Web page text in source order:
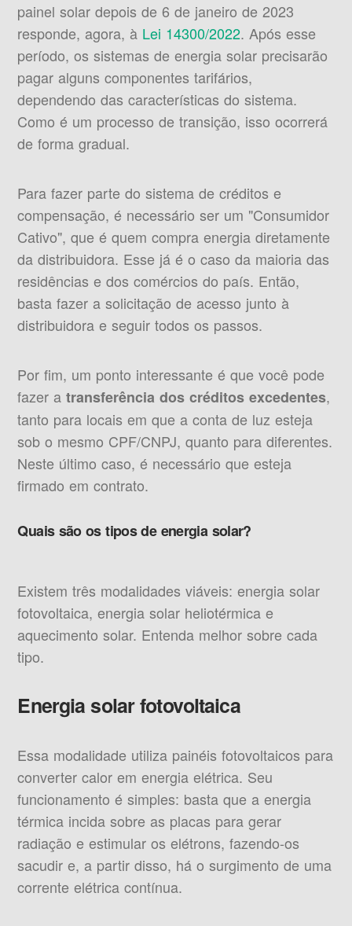
painel solar depois de 6 de janeiro de 2023
responde, agora, à Lei 14300/2022. Após esse
período, os sistemas de energia solar precisarão
pagar alguns componentes tarifários,
dependendo das características do sistema.
Como é um processo de transição, isso ocorrerá
de forma gradual.
Para fazer parte do sistema de créditos e
compensação, é necessário ser um "Consumidor
Cativo", que é quem compra energia diretamente
da distribuidora. Esse já é o caso da maioria das
residências e dos comércios do país. Então,
basta fazer a solicitação de acesso junto à
distribuidora e seguir todos os passos.
Por fim, um ponto interessante é que você pode
fazer atransferência dos créditos excedentes,
tanto para locais em que a conta de luz esteja
sob o mesmo CPF/CNPJ, quanto para diferentes.
Neste último caso, é necessário que esteja
firmado em contrato.
Quais são os tipos de energia solar?
Existem três modalidades viáveis: energia solar
fotovoltaica, energia solar heliotérmica e
aquecimento solar. Entenda melhor sobre cada
tipo.
Energia solar fotovoltaica
Essa modalidade utiliza painéis fotovoltaicos para
converter calor em energia elétrica. Seu
funcionamento é simples: basta que a energia
térmica incida sobre as placas para gerar
radiação e estimular os elétrons, fazendo-os
sacudir e, a partir disso, há o surgimento de uma
corrente elétrica contínua.